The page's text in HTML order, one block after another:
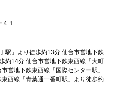
１
駅」より徒歩約13分 仙台市営地下鉄
約14分 仙台市営地下鉄東西線「大町
営地下鉄東西線「国際センター駅」
西線「青葉通一番町駅」より徒歩約